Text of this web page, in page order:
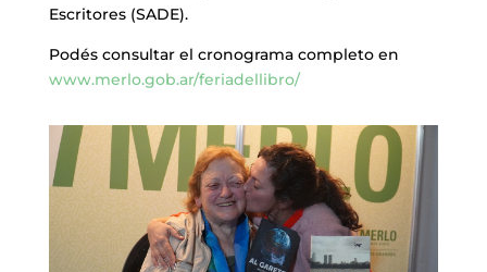
Escritores (SADE).
Podés consultar el cronograma completo en
www.merlo.gob.ar/feriadellibro/